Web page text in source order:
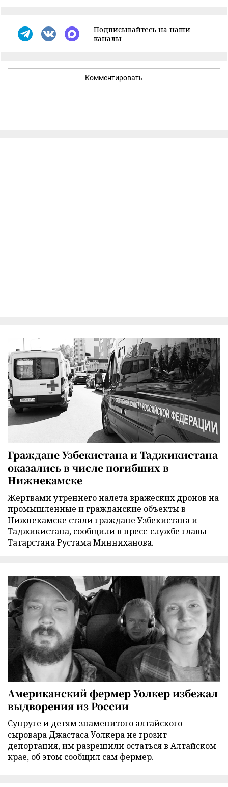
Подписывайтесь на наши
каналы
Комментировать
Граждане Узбекистана и Таджикистана
оказались в числе погибших в
Нижнекамске
Жертвами утреннего налета вражеских дронов на
промышленные и гражданские объекты в
Нижнекамске стали граждане Узбекистана и
Таджикистана, сообщили в пресс-службе главы
Татарстана Рустама Минниханова.
Американский фермер Уолкер избежал
выдворения из России
Супруге и детям знаменитого алтайского
сыровара Джастаса Уолкера не грозит
депортация, им разрешили остаться в Алтайском
крае, об этом сообщил сам фермер.